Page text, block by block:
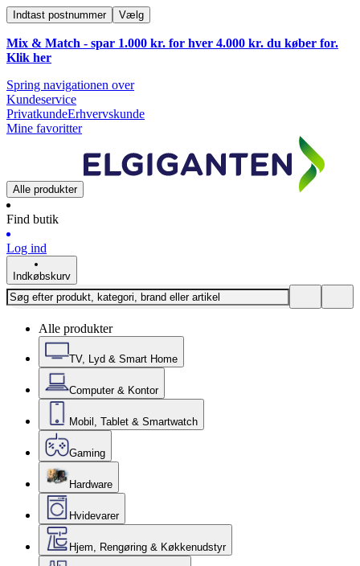
Indtast postnummer Vælg
Mix & Match - spar 1.000 kr. for hver 4.000 kr. du køber for.
Klik her
Spring navigationen over
Kundeservice
PrivatkundeErhvervskunde
Mine favoritter
Alle produkter
Find butik
Log ind
Indkøbskurv
Alle produkter
TV, Lyd & Smart Home
Computer & Kontor
Mobil, Tablet & Smartwatch
Gaming
Hardware
Hvidevarer
Hjem, Rengøring & Køkkenudstyr